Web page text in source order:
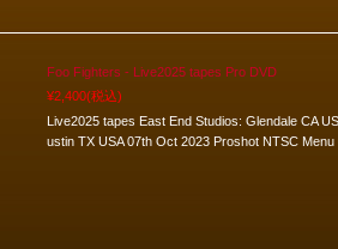
Foo Fighters - Live2025 tapes Pro DVD
¥2,400(税込)
Live2025 tapes East End Studios: Glendale CA
ustin TX USA 07th Oct 2023 Proshot NTSC